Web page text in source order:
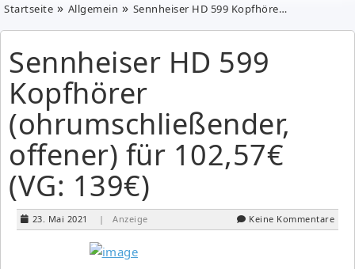
Startseite Allgemein Sennheiser HD 599 Kopfhörer (ohrumschließender, offener) für 102,57€ (VG: 139€)
Sennheiser HD 599
Kopfhörer
(ohrumschließender,
offener) für 102,57€
(VG: 139€)
23. Mai 2021 | Anzeige Keine Kommentare